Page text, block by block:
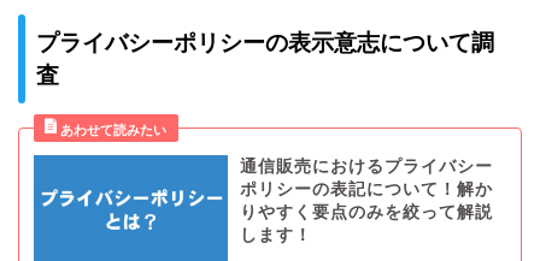
プライバシーポリシーの表示意志について調
査
通信販売におけるプライバシー
ポリシーの表記について！解か
りやすく要点のみを絞って解説
します！